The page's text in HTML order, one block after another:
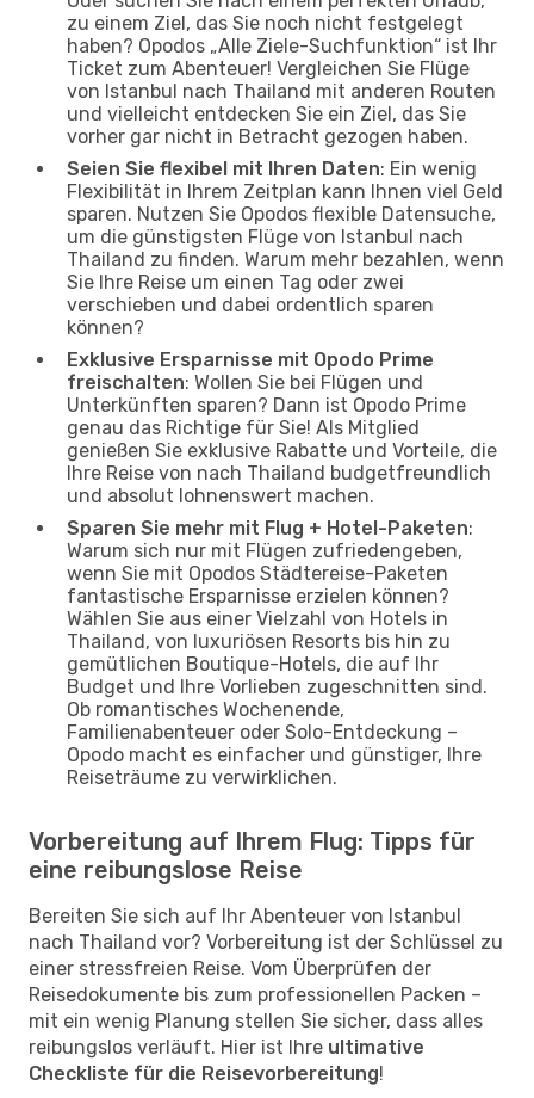
zu einem Ziel, das Sie noch nicht festgelegt
haben? Opodos „Alle Ziele-Suchfunktion“ ist Ihr
Ticket zum Abenteuer! Vergleichen Sie Flüge
von Istanbul nach Thailand mit anderen Routen
und vielleicht entdecken Sie ein Ziel, das Sie
vorher gar nicht in Betracht gezogen haben.
Seien Sie flexibel mit Ihren Daten: Ein wenig
Flexibilität in Ihrem Zeitplan kann Ihnen viel Geld
sparen. Nutzen Sie Opodos flexible Datensuche,
um die günstigsten Flüge von Istanbul nach
Thailand zu finden. Warum mehr bezahlen, wenn
Sie Ihre Reise um einen Tag oder zwei
verschieben und dabei ordentlich sparen
können?
Exklusive Ersparnisse mit Opodo Prime
freischalten: Wollen Sie bei Flügen und
Unterkünften sparen? Dann ist Opodo Prime
genau das Richtige für Sie! Als Mitglied
genießen Sie exklusive Rabatte und Vorteile, die
Ihre Reise von nach Thailand budgetfreundlich
und absolut lohnenswert machen.
Sparen Sie mehr mit Flug + Hotel-Paketen:
Warum sich nur mit Flügen zufriedengeben,
wenn Sie mit Opodos Städtereise-Paketen
fantastische Ersparnisse erzielen können?
Wählen Sie aus einer Vielzahl von Hotels in
Thailand, von luxuriösen Resorts bis hin zu
gemütlichen Boutique-Hotels, die auf Ihr
Budget und Ihre Vorlieben zugeschnitten sind.
Ob romantisches Wochenende,
Familienabenteuer oder Solo-Entdeckung –
Opodo macht es einfacher und günstiger, Ihre
Reiseträume zu verwirklichen.
Vorbereitung auf Ihrem Flug: Tipps für
eine reibungslose Reise
Bereiten Sie sich auf Ihr Abenteuer von Istanbul
nach Thailand vor? Vorbereitung ist der Schlüssel zu
einer stressfreien Reise. Vom Überprüfen der
Reisedokumente bis zum professionellen Packen –
mit ein wenig Planung stellen Sie sicher, dass alles
reibungslos verläuft. Hier ist Ihre ultimative
Checkliste für die Reisevorbereitung!